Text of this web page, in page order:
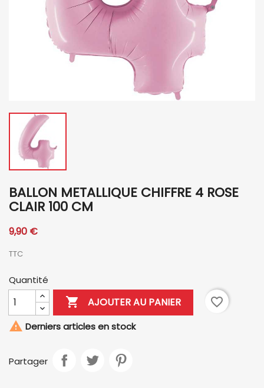
BALLON METALLIQUE CHIFFRE 4 ROSE
CLAIR 100 CM
9,90 €
TTC
Quantité
 AJOUTER AU PANIER
favorite_border
 Derniers articles en stock
Partager